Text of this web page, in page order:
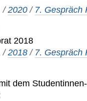
/2020 / 7. Gespräch
2018
/2018 / 7. Gespräch
dem